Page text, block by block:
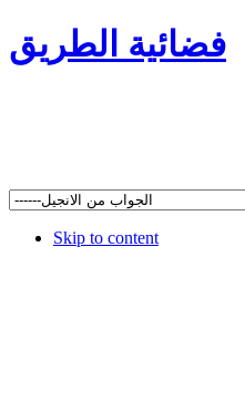
فضائية الطريق
Skip to content